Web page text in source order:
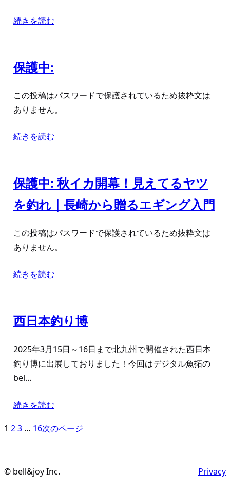
続きを読む
保護中:
この投稿はパスワードで保護されているため抜粋文は
ありません。
続きを読む
保護中: 秋イカ開幕！見えてるヤツ
を釣れ｜長崎から贈るエギング入門
この投稿はパスワードで保護されているため抜粋文は
ありません。
続きを読む
西日本釣り博
2025年3月15日～16日まで北九州で開催された西日本
釣り博に出展しておりました！今回はデジタル魚拓の
bel…
続きを読む
1 23 … 16次のページ
© bell&joy Inc. Privacy